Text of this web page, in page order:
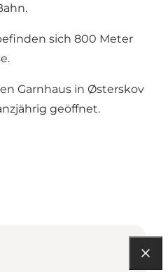
sich 800 Meter
Garnhaus in Østerskov
geöffnet.